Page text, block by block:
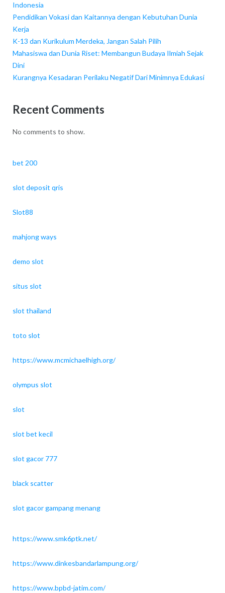
Indonesia
Pendidikan Vokasi dan Kaitannya dengan Kebutuhan Dunia
Kerja
K-13 dan Kurikulum Merdeka, Jangan Salah Pilih
Mahasiswa dan Dunia Riset: Membangun Budaya Ilmiah Sejak
Dini
Kurangnya Kesadaran Perilaku Negatif Dari Minimnya Edukasi
Recent Comments
No comments to show.
bet 200
slot deposit qris
Slot88
mahjong ways
demo slot
situs slot
slot thailand
toto slot
https://www.mcmichaelhigh.org/
olympus slot
slot
slot bet kecil
slot gacor 777
black scatter
slot gacor gampang menang
https://www.smk6ptk.net/
https://www.dinkesbandarlampung.org/
https://www.bpbd-jatim.com/